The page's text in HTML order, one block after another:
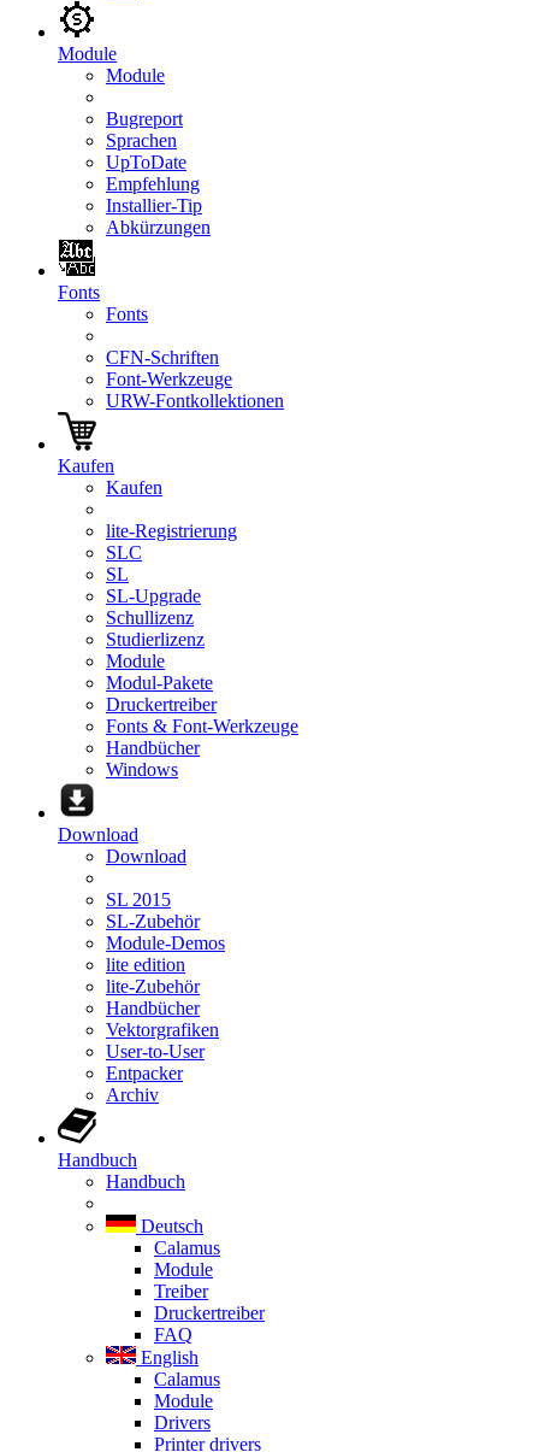
Module
Module
Bugreport
Sprachen
UpToDate
Empfehlung
Installier-Tip
Abkürzungen
Fonts
Fonts
CFN-Schriften
Font-Werkzeuge
URW-Fontkollektionen
Kaufen
Kaufen
lite-Registrierung
SLC
SL
SL-Upgrade
Schullizenz
Studierlizenz
Module
Modul-Pakete
Druckertreiber
Fonts & Font-Werkzeuge
Handbücher
Windows
Download
Download
SL 2015
SL-Zubehör
Module-Demos
lite edition
lite-Zubehör
Handbücher
Vektorgrafiken
User-to-User
Entpacker
Archiv
Handbuch
Handbuch
Deutsch
Calamus
Module
Treiber
Druckertreiber
FAQ
English
Calamus
Module
Drivers
Printer drivers